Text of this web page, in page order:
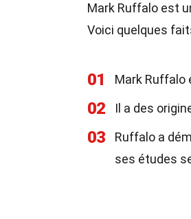
Mark Ruffalo est
Voici quelques
01 Mark Ruffalo
02 Il a des
03
Ruffalo a
ses études